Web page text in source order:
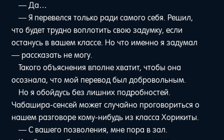
— Да…
— Я перевелся только ради самого себя. Решил,
что будет трудно воплотить свою задумку, если
останусь в вашем классе. Но что именно я задумал
— рассказать не могу.
Такого объяснения вполне хватит, чтобы она
осознала, что мой перевод был добровольным.
Но я обойдусь без лишних подробностей.
Чабашира-сенсей может случайно проговориться о
нашем разговоре кому-нибудь из класса Хорикиты.
— С вашего позволения, мне пора в зал.